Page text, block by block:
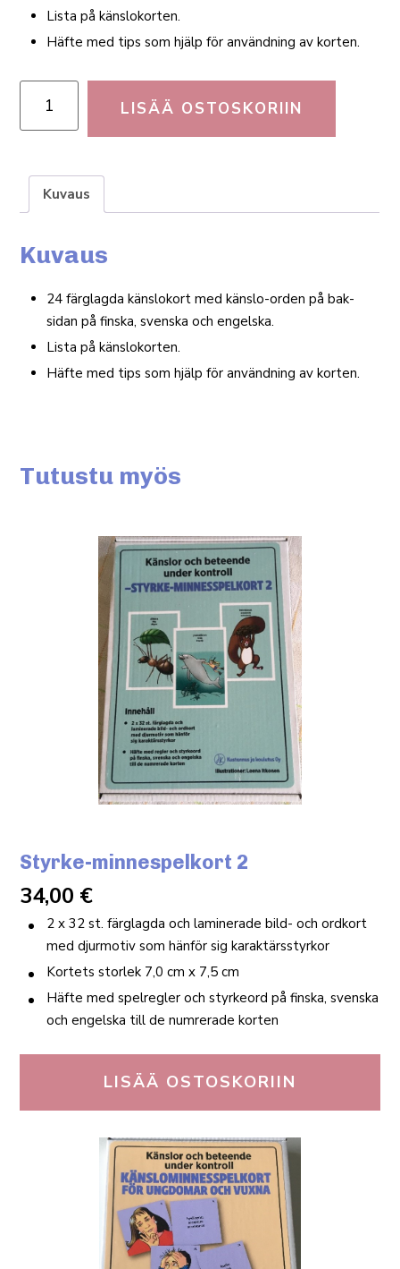
Lista på känslokorten.
Häfte med tips som hjälp för användning av korten.
LISÄÄ OSTOSKORIIN
Kuvaus
Kuvaus
24 färglagda käns­lokort med känslo-orden på bak­
sidan på finska, svenska och engelska.
Lista på känslokorten.
Häfte med tips som hjälp för användning av korten.
Tutustu myös
Styrke-minnespelkort 2
34,00 €
2 x 32 st. färglagda och laminerade bild- och ordkort
med djurmotiv som hänför sig karaktärsstyrkor
Kortets storlek 7,0 cm x 7,5 cm
Häfte med spelregler och styrkeord på finska, svenska
och engelska till de numrerade korten
LISÄÄ OSTOSKORIIN